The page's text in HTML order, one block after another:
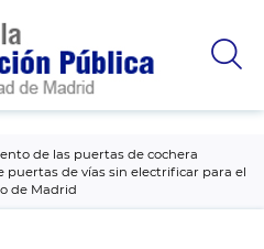
de las puertas de cochera
de vías sin electrificar para el
de Madrid